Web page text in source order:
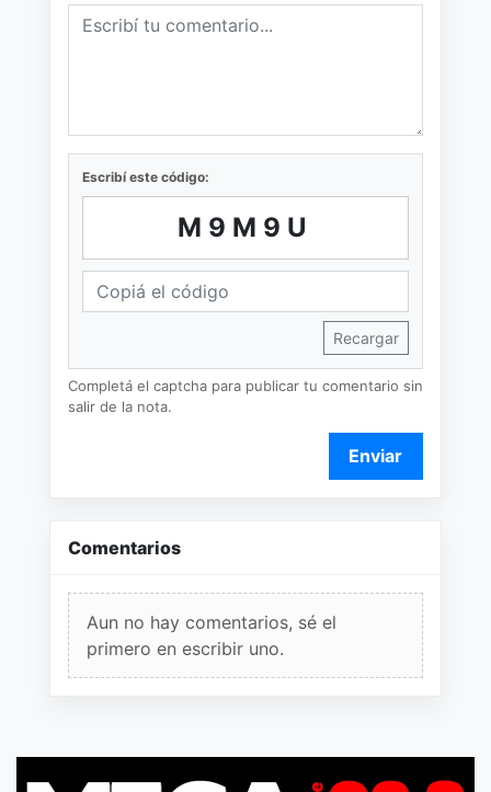
Escribí este código:
M9M9U
Recargar
Completá el captcha para publicar tu comentario sin
salir de la nota.
Enviar
Comentarios
Aun no hay comentarios, sé el
primero en escribir uno.